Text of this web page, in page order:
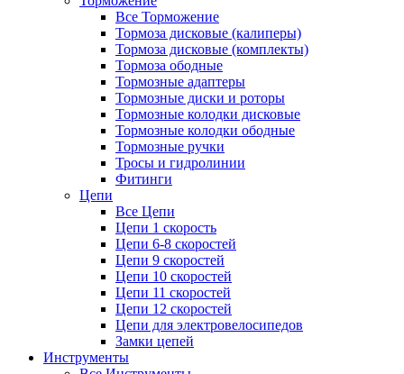
Все Торможение
Тормоза дисковые (калиперы)
Тормоза дисковые (комплекты)
Тормоза ободные
Тормозные адаптеры
Тормозные диски и роторы
Тормозные колодки дисковые
Тормозные колодки ободные
Тормозные ручки
Тросы и гидролинии
Фитинги
Цепи
Все Цепи
Цепи 1 скорость
Цепи 6-8 скоростей
Цепи 9 скоростей
Цепи 10 скоростей
Цепи 11 скоростей
Цепи 12 скоростей
Цепи для электровелосипедов
Замки цепей
Инструменты